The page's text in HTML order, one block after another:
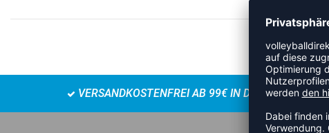
VERSANDKOSTENFREI AB 99€ IN DE